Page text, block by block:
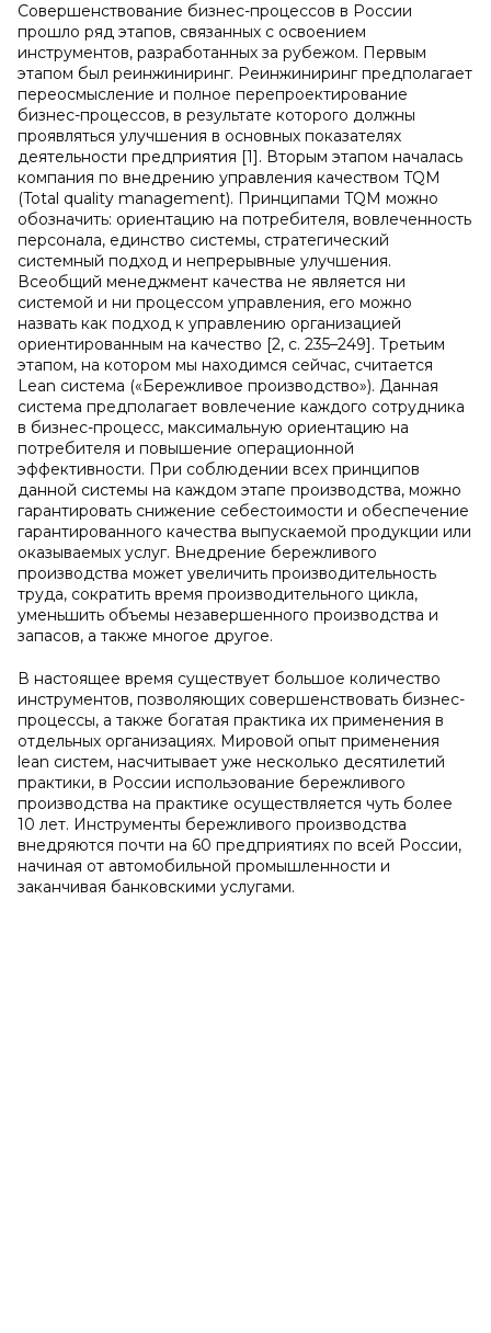
Совершенствование бизнес-процессов в России
прошло ряд этапов, связанных с освоением
инструментов, разработанных за рубежом. Первым
этапом был реинжиниринг. Реинжиниринг предполагает
переосмысление и полное перепроектирование
бизнес-процессов, в результате которого должны
проявляться улучшения в основных показателях
деятельности предприятия [1]. Вторым этапом началась
компания по внедрению управления качеством TQM
(Total quality management). Принципами TQM можно
обозначить: ориентацию на потребителя, вовлеченность
персонала, единство системы, стратегический
системный подход и непрерывные улучшения.
Всеобщий менеджмент качества не является ни
системой и ни процессом управления, его можно
назвать как подход к управлению организацией
ориентированным на качество [2, с. 235–249]. Третьим
этапом, на котором мы находимся сейчас, считается
Lean система («Бережливое производство»). Данная
система предполагает вовлечение каждого сотрудника
в бизнес-процесс, максимальную ориентацию на
потребителя и повышение операционной
эффективности. При соблюдении всех принципов
данной системы на каждом этапе производства, можно
гарантировать снижение себестоимости и обеспечение
гарантированного качества выпускаемой продукции или
оказываемых услуг. Внедрение бережливого
производства может увеличить производительность
труда, сократить время производительного цикла,
уменьшить объемы незавершенного производства и
запасов, а также многое другое.
В настоящее время существует большое количество
инструментов, позволяющих совершенствовать бизнес-
процессы, а также богатая практика их применения в
отдельных организациях. Мировой опыт применения
lean систем, насчитывает уже несколько десятилетий
практики, в России использование бережливого
производства на практике осуществляется чуть более
10 лет. Инструменты бережливого производства
внедряются почти на 60 предприятиях по всей России,
начиная от автомобильной промышленности и
заканчивая банковскими услугами.